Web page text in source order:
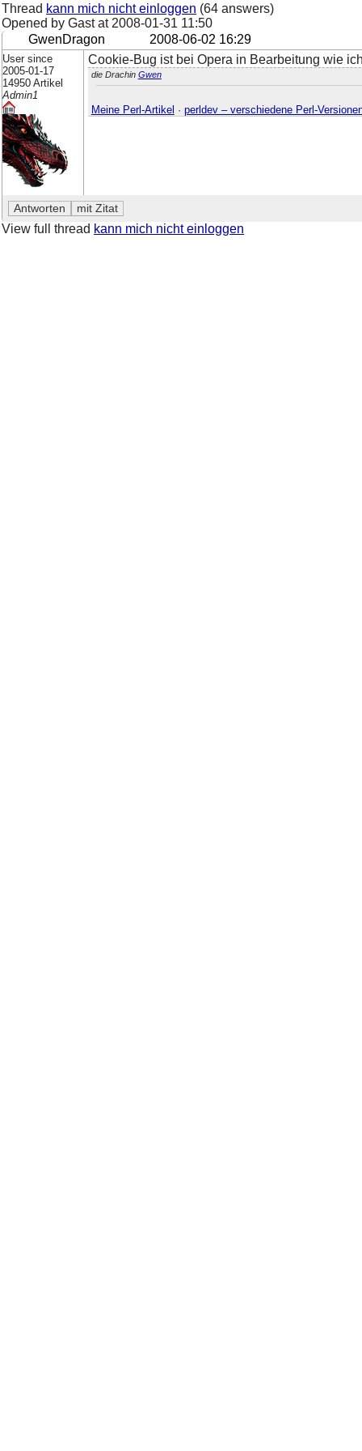
Thread kann mich nicht einloggen (64 answers)
Opened by Gast at 2008-01-31 11:50
GwenDragon
2008-06-02 16:29
User since
2005-01-17
14950 Artikel
Admin1
Cookie-Bug ist bei Opera in Bearbeitung wie
die Drachin Gwen
Meine Perl-Artikel · perldev – verschiedene Perl-
View full thread kann mich nicht einloggen